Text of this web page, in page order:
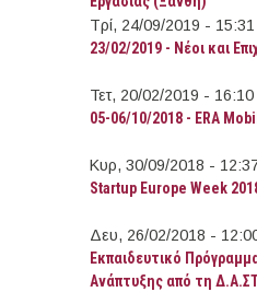
Τρί, 24/09/2019 - 15:31
23/02/2019 - Νέοι και
Τετ, 20/02/2019 - 16:10
05-06/10/2018 - ERA
Κυρ, 30/09/2018 -
Startup Europe Week
Δευ, 26/02/2018 -
Εκπαιδευτικό
Ανάπτυξης από τη